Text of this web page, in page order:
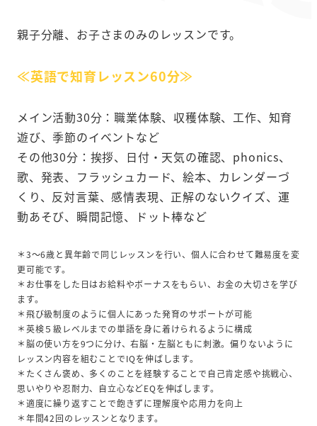
親子分離、お子さまのみのレッスンです。
≪英語で知育レッスン60分≫
メイン活動30分：職業体験、収穫体験、工作、知育
遊び、季節のイベントなど
その他30分：挨拶、日付・天気の確認、phonics、
歌、発表、フラッシュカード、絵本、カレンダーづ
くり、反対言葉、感情表現、正解のないクイズ、運
動あそび、瞬間記憶、ドット棒など
＊3～6歳と異年齢で同じレッスンを行い、個人に合わせて難易度を変
更可能です。
＊お仕事をした日はお給料やボーナスをもらい、お金の大切さを学び
ます。
＊飛び級制度のように個人にあった発育のサポートが可能
＊英検５級レベルまでの単語を身に着けられるように構成
＊脳の使い方を9つに分け、右脳・左脳ともに刺激。偏りないように
レッスン内容を組むことでIQを伸ばします。
＊たくさん褒め、多くのことを経験することで自己肯定感や挑戦心、
思いやりや忍耐力、自立心などEQを伸ばします。
＊適度に繰り返すことで飽きずに理解度や応用力を向上
＊年間42回のレッスンとなります。